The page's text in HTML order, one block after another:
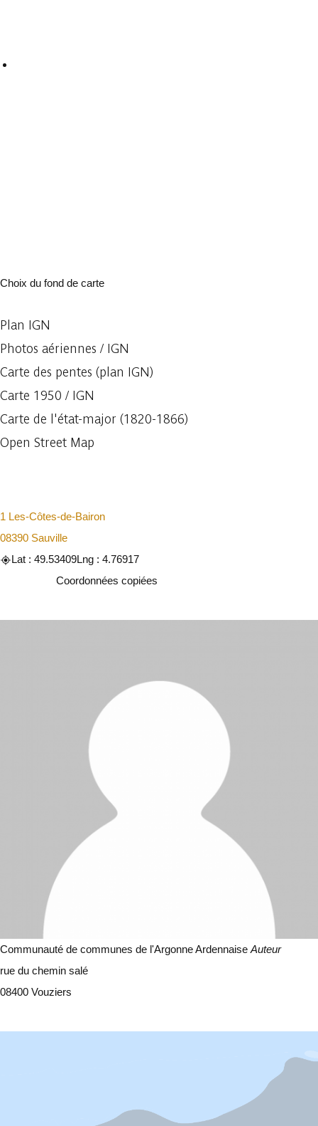
Choix du fond de carte
Plan IGN
Photos aériennes / IGN
Carte des pentes (plan IGN)
Carte 1950 / IGN
Carte de l'état-major (1820-1866)
Open Street Map
1 Les-Côtes-de-Bairon
08390 Sauville
Lat : 49.53409Lng : 4.76917
Coordonnées copiées
Communauté de communes de l'Argonne Ardennaise Auteur
rue du chemin salé
08400 Vouziers